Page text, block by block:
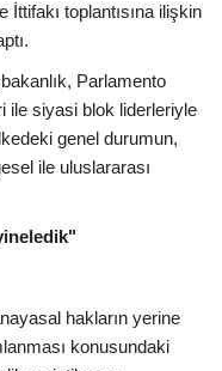
toplantısına ilişkin
Parlamento
ile siyasi blok liderleriyle
genel durumun,
ile uluslararası
hakların yerine
konusundaki